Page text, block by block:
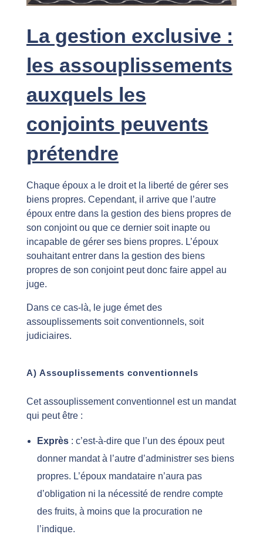
La gestion exclusive :
les assouplissements
auxquels les
conjoints peuvents
prétendre
Chaque époux a le droit et la liberté de gérer ses
biens propres. Cependant, il arrive que l’autre
époux entre dans la gestion des biens propres de
son conjoint ou que ce dernier soit inapte ou
incapable de gérer ses biens propres. L’époux
souhaitant entrer dans la gestion des biens
propres de son conjoint peut donc faire appel au
juge.
Dans ce cas-là, le juge émet des
assouplissements soit conventionnels, soit
judiciaires.
A) Assouplissements conventionnels
Cet assouplissement conventionnel est un mandat
qui peut être :
Exprès: c’est-à-dire que l’un des époux peut
donner mandat à l’autre d’administrer ses biens
propres. L’époux mandataire n’aura pas
d’obligation ni la nécessité de rendre compte
des fruits, à moins que la procuration ne
l’indique.